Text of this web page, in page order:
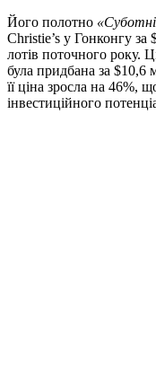
Його полотно
Christie’s у Гонконгу
лотів поточного року.
була придбана за $10,6
її ціна зросла на 46%,
інвестиційного